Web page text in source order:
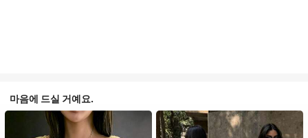
마음에 드실 거예요.